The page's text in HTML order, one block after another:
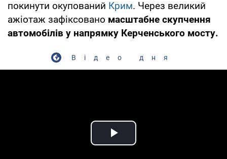
покинути окупований Крим. Через великий
ажіотаж зафіксовано масштабне скупчення
автомобілів у напрямку Керченського мосту.
Відео дня
Play Video